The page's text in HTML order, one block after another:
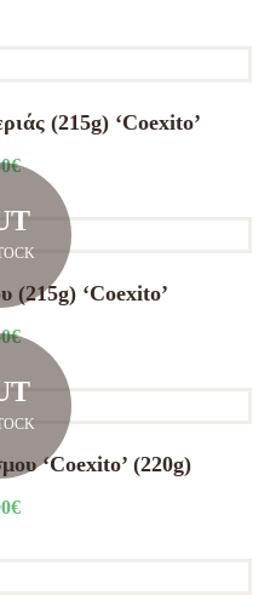
(215g) ‘Coexito’
€
(215g) ‘Coexito’
€
‘Coexito’ (220g)
€